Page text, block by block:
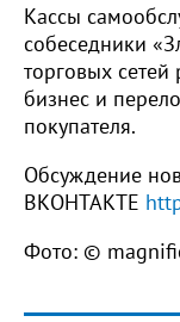
Кассы
собеседники
торговых сетей
бизнес и
покупателя.
Обсуждение
ВКОНТАКТЕ
Фото: ©